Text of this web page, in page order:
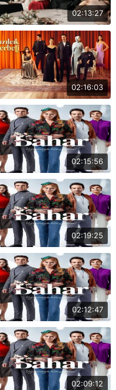
02:13:27
02:16:03
02:15:56
02:19:25
02:12:47
02:09:12